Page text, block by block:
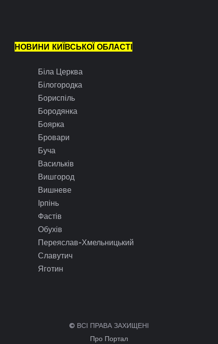
НОВИНИ КИЇВСЬКОЇ ОБЛАСТІ
Біла Церква
Білогородка
Бориспіль
Бородянка
Боярка
Бровари
Буча
Васильків
Вишгород
Вишневе
Ірпінь
Фастів
Обухів
Переяслав-Хмельницький
Славутич
Яготин
© ВСІ ПРАВА ЗАХИЩЕНІ
Про Портал